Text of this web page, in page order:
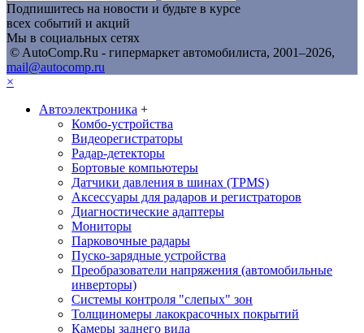
Подпишитесь на новости и будьте в курсе
всех событий и акций
Мы в социальных сетях
© AutoComp.Ru - гипермаркет автомобилиста, 2001–2026,
mail@autocomp.ru
×
Автоэлектроника +
Комбо-устройства
Видеорегистраторы
Радар-детекторы
Бортовые компьютеры
Датчики давления в шинах (TPMS)
Аксессуары для радаров и регистраторов
Диагностические адаптеры
Мониторы
Парковочные радары
Пуско-зарядные устройства
Преобразователи напряжения (автомобильные
инверторы)
Системы контроля "слепых" зон
Толщиномеры лакокрасочных покрытий
Камеры заднего вида